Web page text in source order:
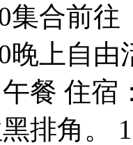
集合前
晚上自
餐 住宿
排角。